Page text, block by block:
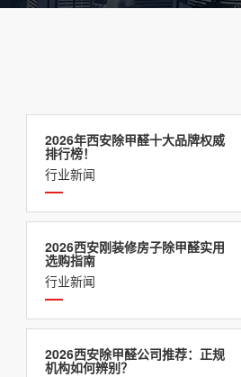
2026年西安除甲醛十大品牌权威
排行榜！
行业新闻
2026西安刚装修房子除甲醛实用
选购指南
行业新闻
2026西安除甲醛公司推荐：正规
机构如何辨别？